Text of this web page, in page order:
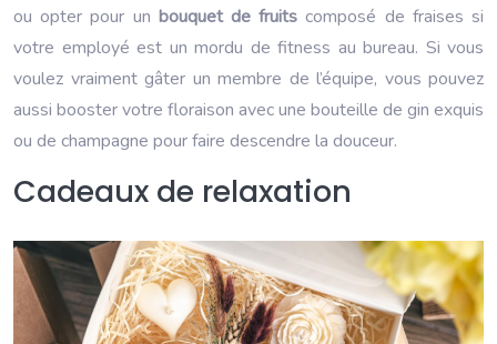
ou opter pour un bouquet de fruits composé de fraises si
votre employé est un mordu de fitness au bureau. Si vous
voulez vraiment gâter un membre de l’équipe, vous pouvez
aussi booster votre floraison avec une bouteille de gin exquis
ou de champagne pour faire descendre la douceur.
Cadeaux de relaxation